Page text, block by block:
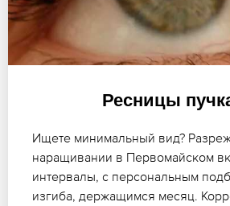
Ресницы
Ищете минимальный вид?
наращивании в Первомайском
интервалы, с персональным
изгиба, держащимся месяц.